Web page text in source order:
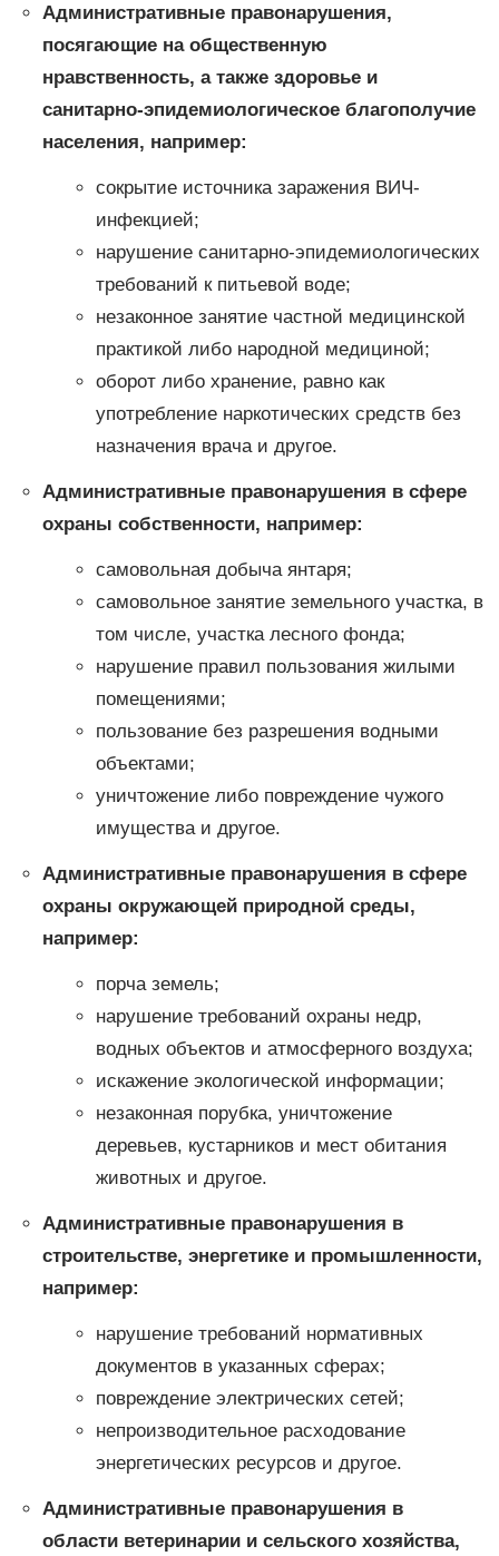
Административные правонарушения,
посягающие на общественную
нравственность, а также здоровье и
санитарно-эпидемиологическое благополучие
населения, например:
сокрытие источника заражения ВИЧ-
инфекцией;
нарушение санитарно-эпидемиологических
требований к питьевой воде;
незаконное занятие частной медицинской
практикой либо народной медициной;
оборот либо хранение, равно как
употребление наркотических средств без
назначения врача и другое.
Административные правонарушения в сфере
охраны собственности, например:
самовольная добыча янтаря;
самовольное занятие земельного участка, в
том числе, участка лесного фонда;
нарушение правил пользования жилыми
помещениями;
пользование без разрешения водными
объектами;
уничтожение либо повреждение чужого
имущества и другое.
Административные правонарушения в сфере
охраны окружающей природной среды,
например:
порча земель;
нарушение требований охраны недр,
водных объектов и атмосферного воздуха;
искажение экологической информации;
незаконная порубка, уничтожение
деревьев, кустарников и мест обитания
животных и другое.
Административные правонарушения в
строительстве, энергетике и промышленности,
например:
нарушение требований нормативных
документов в указанных сферах;
повреждение электрических сетей;
непроизводительное расходование
энергетических ресурсов и другое.
Административные правонарушения в
области ветеринарии и сельского хозяйства,